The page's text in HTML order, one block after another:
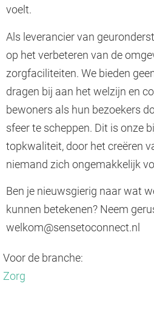
voelt.
Als leverancier van
op het verbeteren van de
zorgfaciliteiten. We bieden
dragen bij aan het welzijn en
bewoners als hun bezoekers
sfeer te scheppen. Dit is onze
topkwaliteit, door het creëren
niemand zich ongemakkelijk
Ben je nieuwsgierig naar wat
kunnen betekenen? Neem
welkom@sensetoconnect.nl
Voor de branche:
Zorg